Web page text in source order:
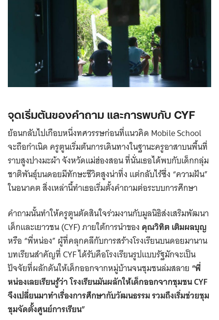
จุดเริ่มต้นของคำถาม และการพบกับ CYF
ย้อนกลับไปเกือบหนึ่งทศวรรษก่อนที่แนวคิด Mobile School
จะถือกำเนิด ครูตูนเริ่มต้นการเดินทางในฐานะครูอาสาบนพื้นที่
ราบสูงปางมะผ้า จังหวัดแม่ฮ่องสอน ที่นั่นเธอได้พบกับเด็กกลุ่ม
ชาติพันธุ์บนดอยมีทักษะชีวิตสูงน่าทึ่ง แต่กลับไร้ซึ่ง “ความฝัน”
ในอนาคต สิ่งเหล่านี้ทำเธอเริ่มตั้งคำถามต่อระบบการศึกษา
คำถามนั้นทำให้ครูตูนตัดสินใจร่วมงานกับมูลนิธิส่งเสริมพัฒนา
เด็กและเยาวชน (CYF) ภายใต้การนำของ คุณวิทิต เติมผลบุญ
หรือ “พี่หน่อง” ผู้ที่คลุกคลีกับการสร้างโรงเรียนบนดอยมานาน
บทเรียนสำคัญที่ CYF ได้รับคือโรงเรียนรูปแบบรัฐมักจะเป็น
ปัจจัยที่ผลักดันให้เด็กออกจากหมู่บ้านจนชุมชนล่มสลาย “พี่
หน่องเลยเรียนรู้ว่า โรงเรียนมันผลักให้เด็กออกจากชุมชน CYF
จึงเปลี่ยนมาทำเรื่องการศึกษากับวัฒนธรรม รวมถึงเริ่มช่วยชุม
ชุมจัดตั้งศูนย์การเรียน”